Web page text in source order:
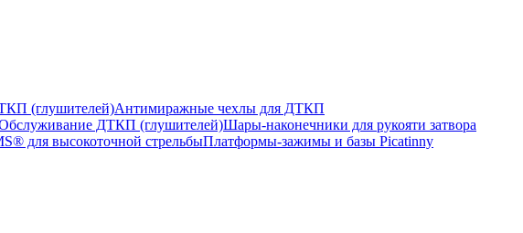
(глушителей)Антимиражные чехлы для ДТКП
ДТКП (глушителей)Шары-наконечники для рукояти затвора
для высокоточной стрельбыПлатформы-зажимы и базы Picatinny